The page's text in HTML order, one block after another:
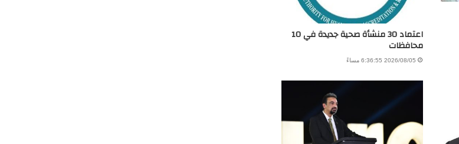
اعتماد 30 منشأة صحية جديدة في 10
محافظات
2026/08/05 6:36:55 مساءً